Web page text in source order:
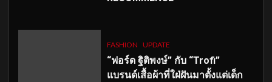
FASHION UPDATE
“ฟอร์ด ฐิติพงษ์” กับ “Trofi”
แบรนด์เสื้อผ้าที่ใฝ่ฝันมาตั้งแต่เด็ก